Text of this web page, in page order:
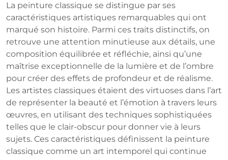
La peinture classique se distingue par ses
caractéristiques artistiques remarquables qui ont
marqué son histoire. Parmi ces traits distinctifs, on
retrouve une attention minutieuse aux détails, une
composition équilibrée et réfléchie, ainsi qu’une
maîtrise exceptionnelle de la lumière et de l’ombre
pour créer des effets de profondeur et de réalisme.
Les artistes classiques étaient des virtuoses dans l’art
de représenter la beauté et l’émotion à travers leurs
œuvres, en utilisant des techniques sophistiquées
telles que le clair-obscur pour donner vie à leurs
sujets. Ces caractéristiques définissent la peinture
classique comme un art intemporel qui continue